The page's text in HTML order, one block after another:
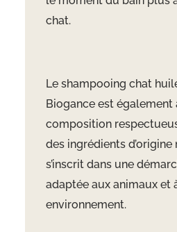
chat.
Le shampooing chat
Biogance est
composition
des ingrédients
s’inscrit dans une
adaptée aux animaux et
environnement.